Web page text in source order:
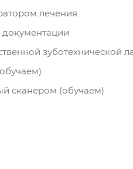
лечения
зуботехнической
сканером (обучаем)